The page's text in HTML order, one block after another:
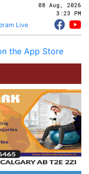
08 Aug, 2026
3:23 PM
Live